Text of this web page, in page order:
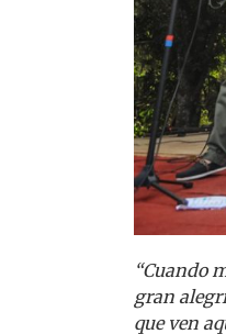
“Cuando
gran
que ven